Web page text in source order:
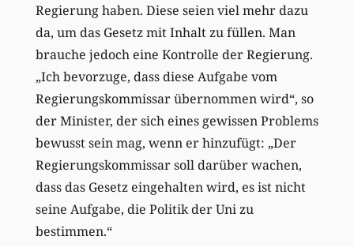
Regierung haben. Diese seien viel mehr dazu
da, um das Gesetz mit Inhalt zu füllen. Man
brauche jedoch eine Kontrolle der Regierung.
„Ich bevorzuge, dass diese Aufgabe vom
Regierungskommissar übernommen wird“, so
der Minister, der sich eines gewissen Problems
bewusst sein mag, wenn er hinzufügt: „Der
Regierungskommissar soll darüber wachen,
dass das Gesetz eingehalten wird, es ist nicht
seine Aufgabe, die Politik der Uni zu
bestimmen.“